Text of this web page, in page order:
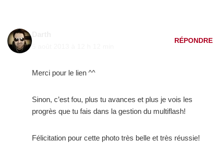
RÉPONDRE
Merci pour le lien ^^
Sinon, c’est fou, plus tu avances et plus je vois les
progrès que tu fais dans la gestion du multiflash!
Félicitation pour cette photo très belle et très réussie!